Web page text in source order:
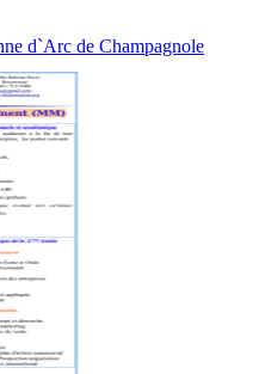
d`Arc de Champagnole